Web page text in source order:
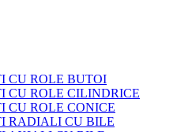
CU ROLE BUTOI
CU ROLE CILINDRICE
CU ROLE CONICE
RADIALI CU BILE